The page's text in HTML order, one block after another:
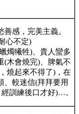
感，完美主義。
心不定)
燭犧牲)、貴人蠻多
(木會燒完)、脾氣不
燒起來不得了)，在
、較迷信(拜拜要用
訓練後口才好)…。